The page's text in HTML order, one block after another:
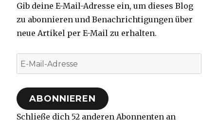
Gib deine E-Mail-Adresse ein, um dieses Blog
zu abonnieren und Benachrichtigungen über
neue Artikel per E-Mail zu erhalten.
E-
Mail-
Adresse
ABONNIEREN
Schließe dich 52 anderen Abonnenten an